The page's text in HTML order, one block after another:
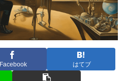
Facebook はてブ